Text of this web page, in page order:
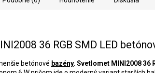
36 RGB SMD LED
betónové bazény. Svetlomet MINI2008 36